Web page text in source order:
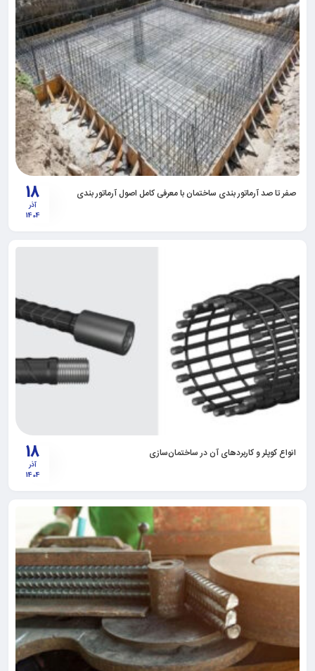
18
آذر
1404
صفر تا صد آرماتور بندی ساختمان با معرفی کامل اصول آرماتور بندی
18
آذر
1404
انواع کوپلر و کاربرد‌های آن در ساختمان‌سازی